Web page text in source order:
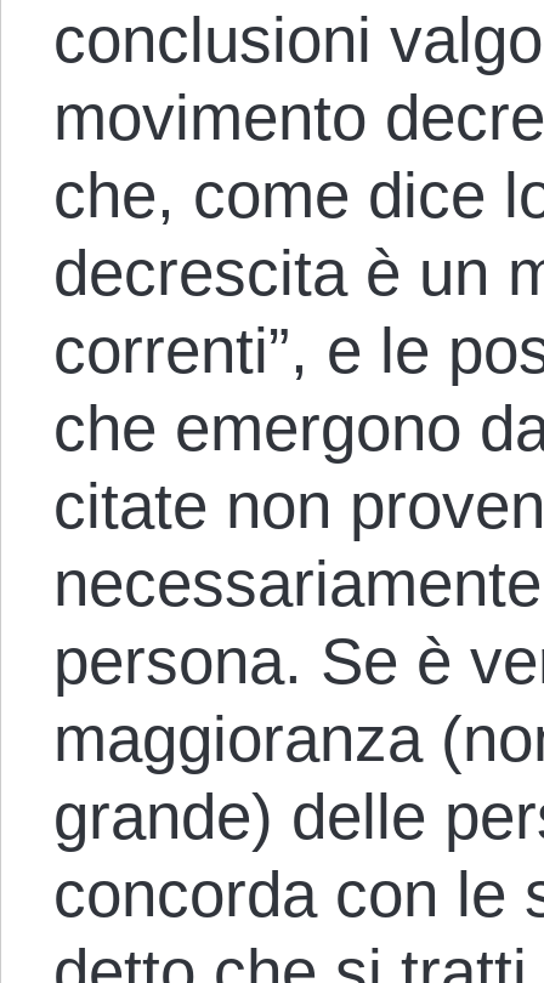
conclusioni
movimento
che, come dice
decrescita è un
correnti”, e le
che emergono
citate non
persona. Se è
maggioranza
grande) delle
concorda con le